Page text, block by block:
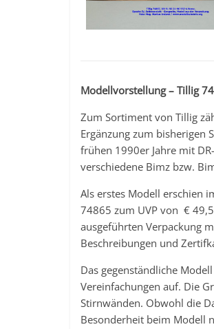
Modellvorstellung – Tillig
Zum Sortiment von Tillig
Ergänzung zum bisherigen
frühen 1990er Jahre mit
verschiedene Bimz bzw.
Als erstes Modell erschien
74865 zum UVP von €
ausgeführten Verpackung
Beschreibungen und
Das gegenständliche
Vereinfachungen auf. Die
Stirnwänden. Obwohl die
Besonderheit beim Modell